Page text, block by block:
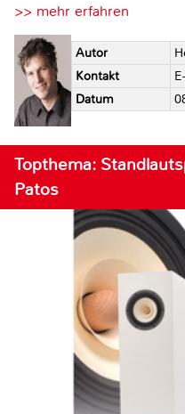
>> mehr erfahren
Autor
Kontakt
Datum
Topthema:
Patos